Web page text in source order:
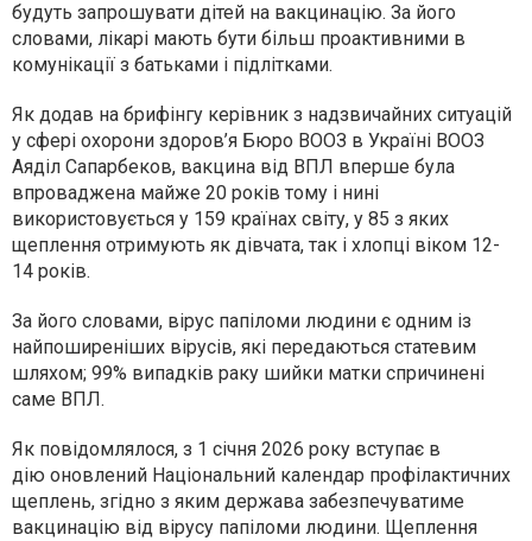
будуть запрошувати дітей на вакцинацію. За його
словами, лікарі мають бути більш проактивними в
комунікації з батьками і підлітками.
Як додав на брифінгу керівник з надзвичайних ситуацій
у сфері охорони здоров’я Бюро ВООЗ в Україні ВООЗ
Аяділ Сапарбеков, вакцина від ВПЛ вперше була
впроваджена майже 20 років тому і нині
використовується у 159 країнах світу, у 85 з яких
щеплення отримують як дівчата, так і хлопці віком 12-
14 років.
За його словами, вірус папіломи людини є одним із
найпоширеніших вірусів, які передаються статевим
шляхом; 99% випадків раку шийки матки спричинені
саме ВПЛ.
Як повідомлялося, з 1 січня 2026 року вступає в
дію оновлений Національний календар профілактичних
щеплень, згідно з яким держава забезпечуватиме
вакцинацію від вірусу папіломи людини. Щеплення